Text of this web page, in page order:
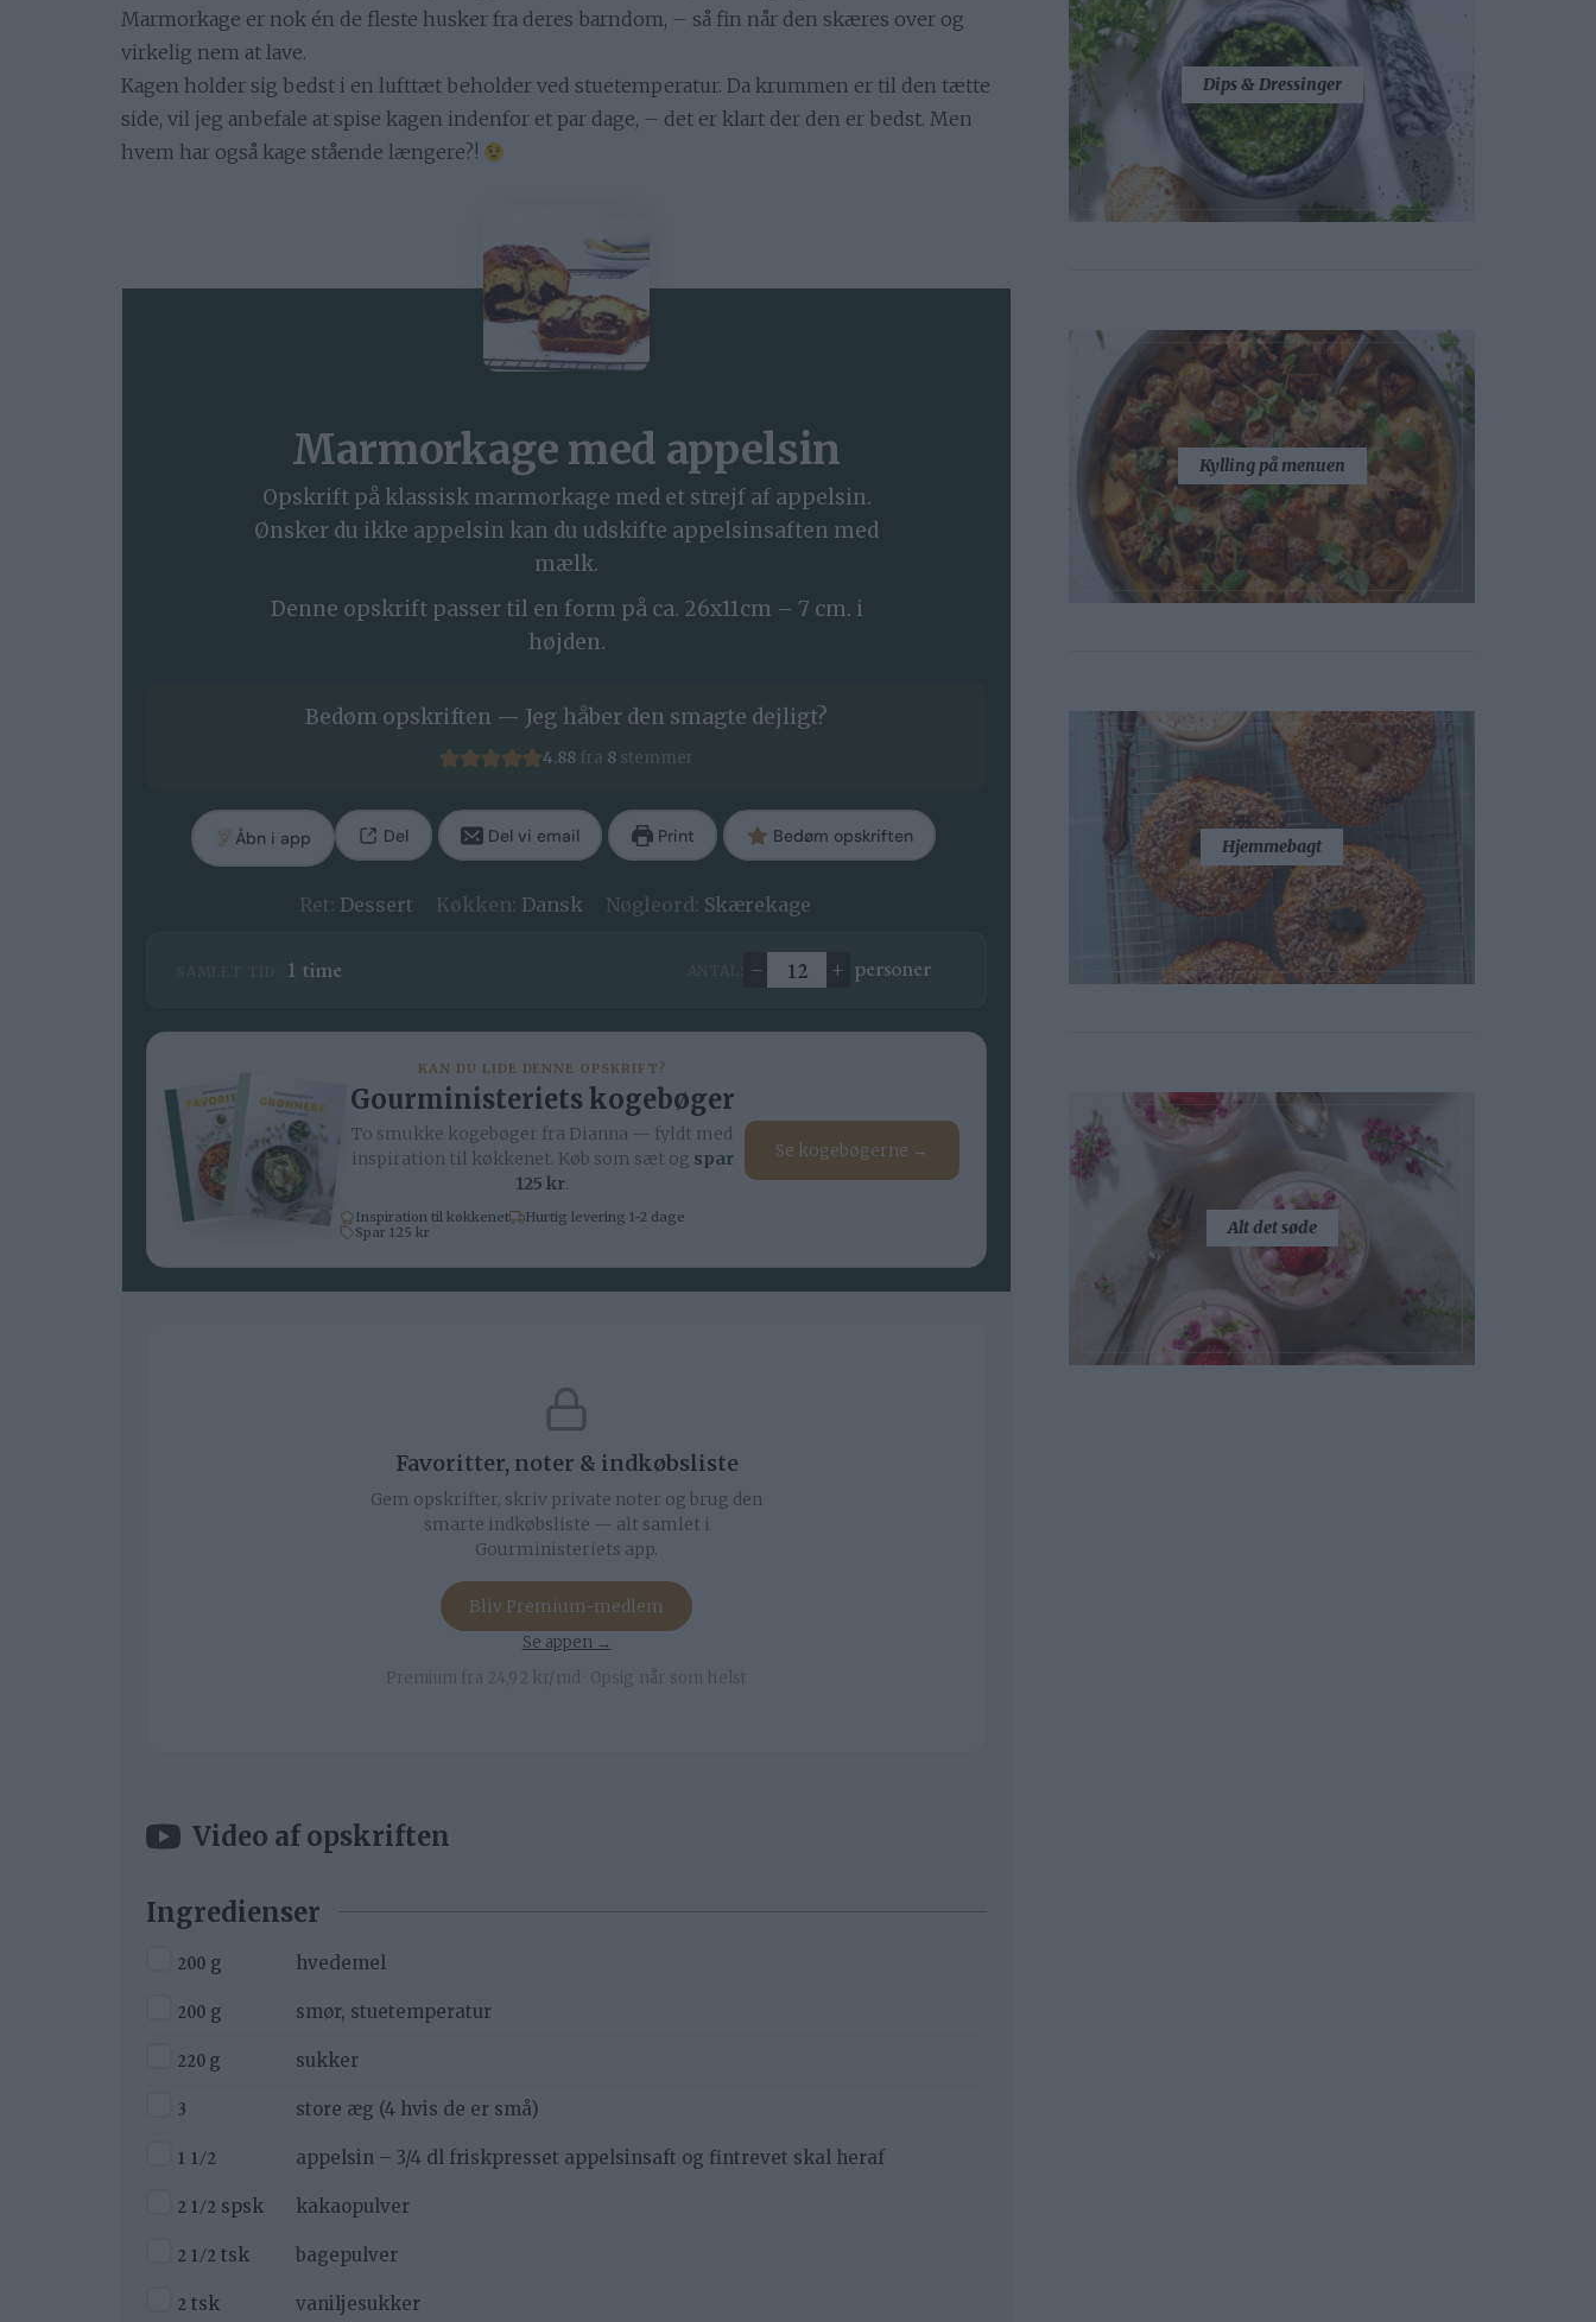
Marmorkage er nok én de fleste husker fra deres barndom, – så fin når den skæres over og
virkelig nem at lave.
Kagen holder sig bedst i en lufttæt beholder ved stuetemperatur. Da krummen er til den tætte
side, vil jeg anbefale at spise kagen indenfor et par dage, – det er klart der den er bedst. Men
hvem har også kage stående længere?!
Marmorkage med appelsin
Opskrift på klassisk marmorkage med et strejf af appelsin.
Ønsker du ikke appelsin kan du udskifte appelsinsaften med
mælk.
Denne opskrift passer til en form på ca. 26x11cm – 7 cm. i
højden.
Bedøm opskriften — Jeg håber den smagte dejligt?
4.88 fra 8 stemmer
Åbn i app Del Del vi email Print Bedøm opskriften
Ret: Dessert Køkken: Dansk Nøgleord: Skærekage
1 time
time
Ændre antal
– + personer
KAN DU LIDE DENNE OPSKRIFT?
Gourministeriets kogebøger
To smukke kogebøger fra Dianna — fyldt med
inspiration til køkkenet. Køb som sæt og spar
125 kr.
Inspiration til køkkenet
Hurtig levering 1-2 dage
Spar 125 kr
Se kogebøgerne →
Favoritter, noter & indkøbsliste
Gem opskrifter, skriv private noter og brug den
smarte indkøbsliste — alt samlet i
Gourministeriets app.
Bliv Premium-medlem
Se appen →
Premium fra 24,92 kr/md · Opsig når som helst
Video af opskriften
Ingredienser
▢
200 g hvedemel
▢
200 g smør, stuetemperatur
▢
220 g sukker
▢
3 store æg (4 hvis de er små)
▢
1 1/2 appelsin – 3/4 dl friskpresset appelsinsaft og fintrevet skal heraf
▢
2 1/2 spsk kakaopulver
▢
2 1/2 tsk bagepulver
▢
2 tsk vaniljesukker
Dips & Dressinger
Kylling på menuen
Hjemmebagt
Alt det søde